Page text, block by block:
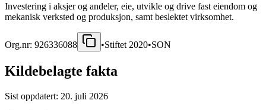
Investering i aksjer og andeler, eie, utvikle og drive fast eiendom og
mekanisk verksted og produksjon, samt beslektet virksomhet.
Org.nr: 926336088 •Stiftet 2020•SON
Kildebelagte fakta
Sist oppdatert: 20. juli 2026